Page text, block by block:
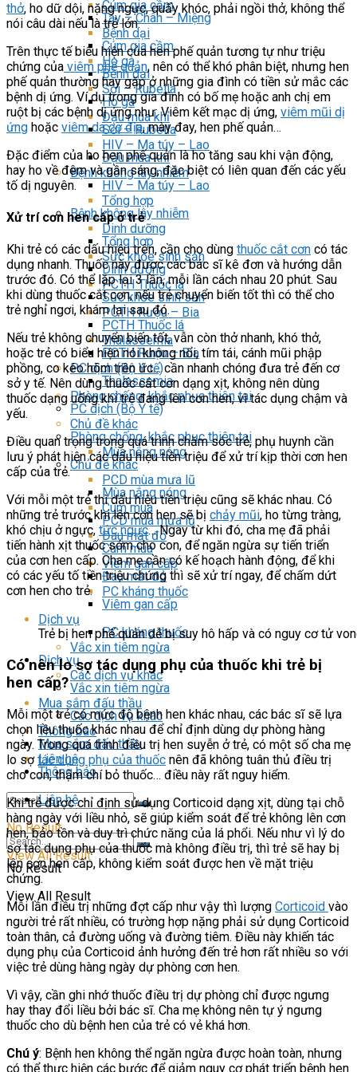
Cúm gia cầm
Bệnh dại
Ho gà
Sởi – Rubella
Đậu mùa khỉ
HIV – Ma túy – Lao
Bệnh không lây nhiễm
Tổng hợp
Dinh dưỡng
Sức khỏe sinh sản
PCTH Thuốc lá
PCTH Rượu – Bia
Thalassemia
PC dịch (Bộ Y tế)
Phòng chống, khắc phục thiên tai
Chủ đề khác
Mùa nắng nóng
PCD mùa mưa lũ
Cúm mùa
Đau mắt đỏ
Viêm gan cấp
PC kháng thuốc
Dịch vụ
Vắc xin tiêm ngừa
Các dịch vụ khác
Mua sắm đấu thầu
Thông báo
Liên hệ
No Result
View All Result
Tay – Chân – Miệng
Cúm gia cầm
Bệnh dại
Ho gà
Sởi – Rubella
Đậu mùa khỉ
HIV – Ma túy – Lao
Bệnh không lây nhiễm
Tổng hợp
Dinh dưỡng
Sức khỏe sinh sản
PCTH Thuốc lá
PCTH Rượu – Bia
Thalassemia
PC dịch (Bộ Y tế)
Phòng chống, khắc phục thiên tai
Chủ đề khác
Mùa nắng nóng
PCD mùa mưa lũ
Cúm mùa
Đau mắt đỏ
Viêm gan cấp
PC kháng thuốc
Dịch vụ
Vắc xin tiêm ngừa
Các dịch vụ khác
Mua sắm đấu thầu
Thông báo
Liên hệ
No Result
View All Result
thở, ho dữ dội, nặng ngực, quấy khóc, phải ngồi thở, không thể
nói câu dài nếu là trẻ lớn.
Trên thực tế biểu hiện của hen phế quản tương tự như triệu
chứng của viêm phế quản, nên có thể khó phân biệt, nhưng hen
phế quản thường hay gặp ở những gia đình có tiền sử mắc các
bệnh dị ứng. Ví dụ trong gia đình có bố mẹ hoặc anh chị em
ruột bị các bệnh dị ứng như: Viêm kết mạc dị ứng, viêm mũi dị
ứng hoặc viêm da cơ địa, mày đay, hen phế quản…
Đặc điểm của ho hen phế quản là ho tăng sau khi vận động,
hay ho về đêm và gần sáng, đặc biệt có liên quan đến các yếu
tố dị nguyên.
Xử trí cơn hen cấp ở trẻ
Khi trẻ có các dấu hiệu trên, cần cho dùng thuốc cắt cơn có tác
dụng nhanh. Thuốc này được các bác sĩ kê đơn và hướng dẫn
trước đó. Có thể lặp lại 3 lần, mỗi lần cách nhau 20 phút. Sau
khi dùng thuốc cắt cơn, nếu trẻ chuyển biến tốt thì có thể cho
trẻ nghỉ ngơi, khám lại sau đó.
Nếu trẻ không chuyển biến tốt, vẫn còn thở nhanh, khó thở,
hoặc trẻ có biểu hiện nói không nổi, tím tái, cánh mũi phập
phồng, co kéo hõm trên ức… cần nhanh chóng đưa trẻ đến cơ
sở y tế. Nên dùng thuốc cắt cơn dạng xịt, không nên dùng
thuốc dạng uống khi trẻ đang lên cơn hen, vì tác dụng chậm và
yếu.
Điều quan trọng trong quá trình chăm sóc trẻ, phụ huynh cần
lưu ý phát hiện các dấu hiệu tiền triệu để xử trí kịp thời cơn hen
cấp của trẻ.
Với mỗi một trẻ thì dấu hiệu tiền triệu cũng sẽ khác nhau. Có
những trẻ trước khi lên cơn hen sẽ bị chảy mũi, ho từng tràng,
khó chịu ở ngực, tức ngực… Ngay từ khi đó, cha mẹ đã phải
tiến hành xịt thuốc sớm cho con, để ngăn ngừa sự tiến triển
của cơn hen cấp. Cha mẹ cần có kế hoạch hành động, để khi
có các yếu tố tiền triệu chứng thì sẽ xử trí ngay, để chấm dứt
cơn hen cho trẻ.
Trẻ bị hen phế quản dễ bị suy hô hấp và có nguy cơ tử
Có nên lo sợ tác dụng phụ của thuốc khi trẻ bị
hen cấp?
Mỗi một trẻ có mức độ bệnh hen khác nhau, các bác sĩ sẽ lựa
chọn liều thuốc khác nhau để chỉ định dùng dự phòng hàng
ngày. Trong quá trình điều trị hen suyễn ở trẻ, có một số cha mẹ
lo sợtác dụng phụ của thuốc nên đã không tuân thủ điều trị
cho con, thậm chí bỏ thuốc… điều này rất nguy hiểm.
Khi trẻ được chỉ định sử dụng Corticoid dạng xịt, dùng tại chỗ
hàng ngày với liều nhỏ, sẽ giúp kiểm soát để trẻ không lên cơn
hen, bảo tồn và duy trì chức năng của lá phổi. Nếu như vì lý do
sợ tác dụng phụ của thuốc mà không điều trị, thì trẻ sẽ hay bị
lên cơn hen cấp, không kiểm soát được hen về mặt triệu
chứng.
Mỗi lần điều trị những đợt cấp như vậy thì lượng Corticoid vào
người trẻ rất nhiều, có trường hợp nặng phải sử dụng Corticoid
toàn thân, cả đường uống và đường tiêm. Điều này khiến tác
dụng phụ của Corticoid ảnh hưởng đến trẻ hơn rất nhiều so với
việc trẻ dùng hàng ngày dự phòng cơn hen.
Vì vậy, cần ghi nhớ thuốc điều trị dự phòng chỉ được ngưng
hay thay đổi liều bởi bác sĩ. Cha mẹ không nên tự ý ngưng
thuốc cho dù bệnh hen của trẻ có vẻ khá hơn.
Chú ý: Bệnh hen không thể ngăn ngừa được hoàn toàn, nhưng
có thể thực hiện các bước để giảm nguy cơ phát triển bệnh hen